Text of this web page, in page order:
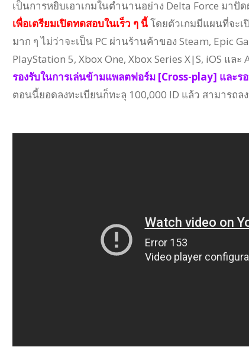
เป็นการหยิบเอาเกมในตำนานอย่าง Delta Force มาปั
เพื่อเตรียมเปิดทดสอบในเร็ว ๆ นี้โดยตัวเกมมีแผนที่จะเ
มาก ๆ ไม่ว่าจะเป็น PC ผ่านร้านค้าของ Steam, Epic
PlayStation 5, Xbox One, Xbox Series X|S, iOS และ
รองรับในการเล่นข้ามแพลตฟอร์ม [Cross-play] และร
ตอนนี้ยอดลงทะเบียนก็ทะลุ 100,000 ID แล้ว สามารถล